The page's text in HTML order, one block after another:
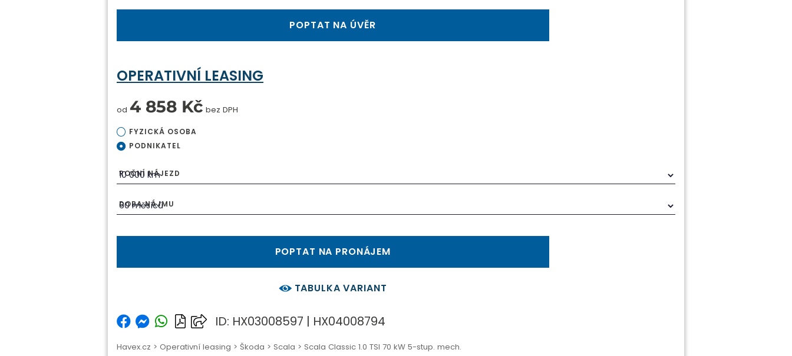
POPTAT NA ÚVĚR
OPERATIVNÍ LEASING
od 4 858 Kč bez DPH
FYZICKÁ OSOBA
PODNIKATEL
ROČNÍ NÁJEZD
DOBA NÁJMU
POPTAT NA PRONÁJEM
TABULKA VARIANT
ID: HX03008597 | HX04008794
Havex.cz > Operativní leasing > Škoda > Scala > Scala Classic 1.0 TSI 70 kW 5-stup. mech.